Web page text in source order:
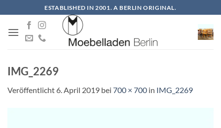
Inhalt
springen
ESTABLISHED IN 2001. A BERLIN ORIGINAL.
IMG_2269
Veröffentlicht 6. April 2019 bei 700 × 700 in IMG_2269